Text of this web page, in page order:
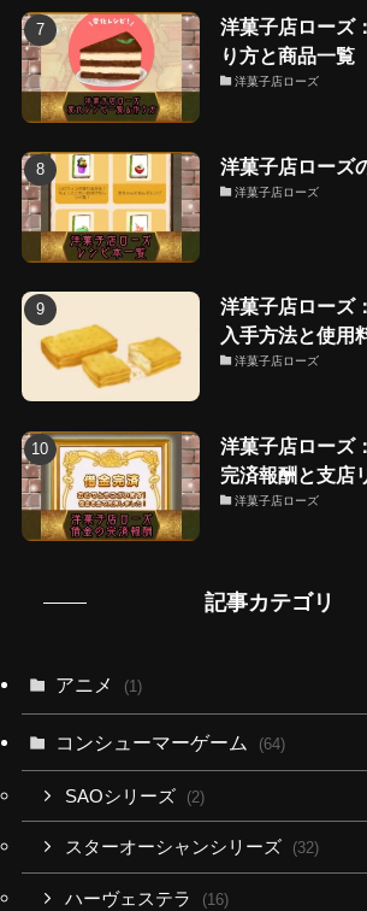
洋菓子店ローズ
り方と商品一覧
洋菓子店ローズ
洋菓子店ローズ
洋菓子店ローズ
洋菓子店ローズ
入手方法と使用
洋菓子店ローズ
洋菓子店ローズ
完済報酬と支店
洋菓子店ローズ
記事カテゴリ
アニメ (1)
コンシューマーゲーム (64)
SAOシリーズ (2)
スターオーシャンシリーズ (32)
ハーヴェステラ (16)